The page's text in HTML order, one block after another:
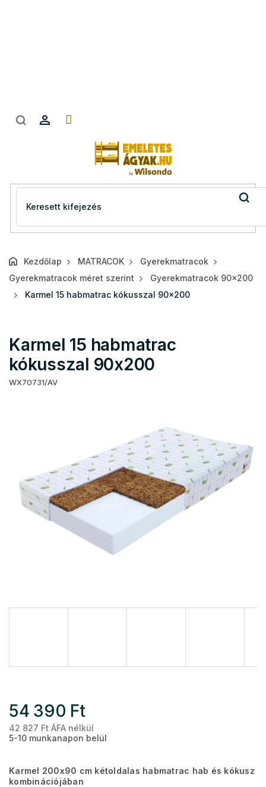
Kezdőlap MATRACOK
Gyerekmatracok
Gyerekmatracok méret szerint
Gyerekmatracok 90x200
Karmel 15 habmatrac kókusszal 90x200
Karmel 15 habmatrac
kókusszal 90x200
WX70731/AV
54 390 Ft
42 827 Ft ÁFA nélkül
5-10 munkanapon belül
Karmel 200x90 cm kétoldalas habmatrac hab és kókusz
kombinációjában